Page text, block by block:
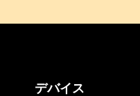
デバイス